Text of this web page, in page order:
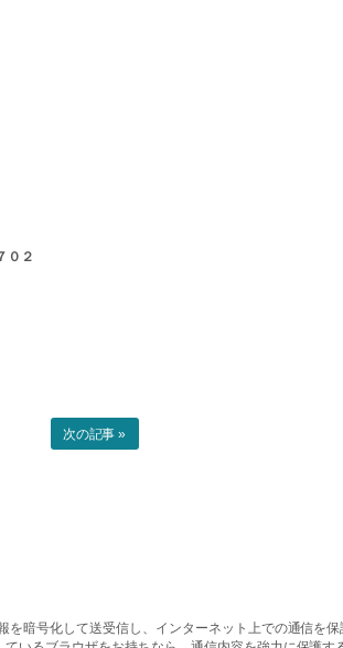
０２
次の記事 »
暗号化して送受信し、インターネット上での通信を